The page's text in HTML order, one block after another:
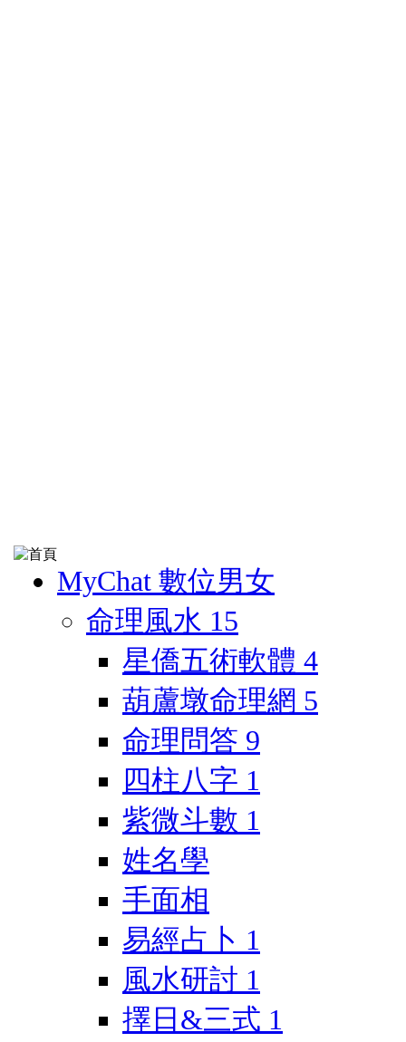
MyChat 數位男女
命理風水 15
星僑五術軟體 4
葫蘆墩命理網 5
命理問答 9
四柱八字 1
紫微斗數 1
姓名學
手面相
易經占卜 1
風水研討 1
擇日&三式 1